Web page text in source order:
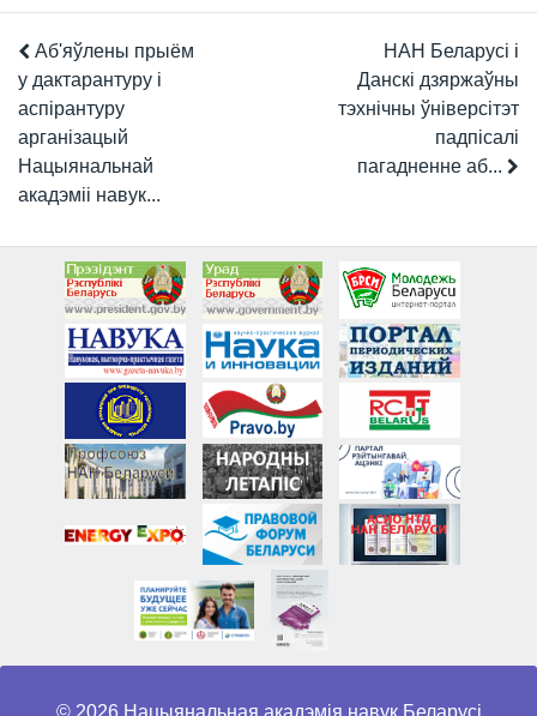
Аб'яўлены прыём
у дактарантуру і
аспірантуру
арганізацый
Нацыянальнай
акадэміі навук...
НАН Беларусі і
Данскі дзяржаўны
тэхнічны ўніверсітэт
падпісалі
пагадненне аб...